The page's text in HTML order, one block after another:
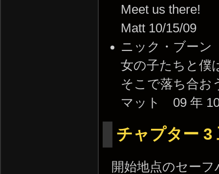
Meet us there!
Matt 10/15/09
ニック・ブーン
女の子たちと僕
そこで落ち合お
マット 09 年
チャプター 3
開始地点のセー